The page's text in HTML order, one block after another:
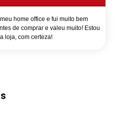
home office e fui muito bem
de comprar e valeu muito! Estou
loja, com certeza!